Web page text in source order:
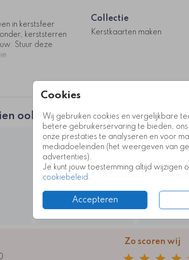
Cookies
Wij gebruiken cookies en vergelijkbare
betere gebruikerservaring te bieden,
onze prestaties te analyseren en voor
mediadoeleinden (het weergeven van
advertenties).
Je kunt jouw toestemming altijd wijzigen
cookiebeleid.
Accepteren
in kerstsfeer
kerststerren
Stuur deze
Collectie
Kerstkaarten maken
ook leuk
Zo scoren wij